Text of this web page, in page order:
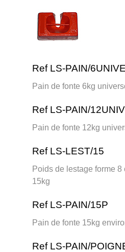
Ref LS-PAIN/
Pain de fonte 6kg
Ref LS-PAIN/
Pain de fonte 12kg
Ref LS-LEST/15
Poids de lestage forme
15kg
Ref LS-PAIN/15P
Pain de fonte 15kg
Ref LS-PAIN/